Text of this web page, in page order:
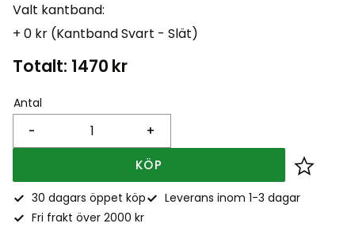
Valt kantband:
+ 0 kr (Kantband Svart - Slät)
Totalt: 1470 kr
Antal
+
-
KÖP Lägg
30 dagars öppet köp
Leverans inom 1-3 dagar
Fri frakt över 2000 kr